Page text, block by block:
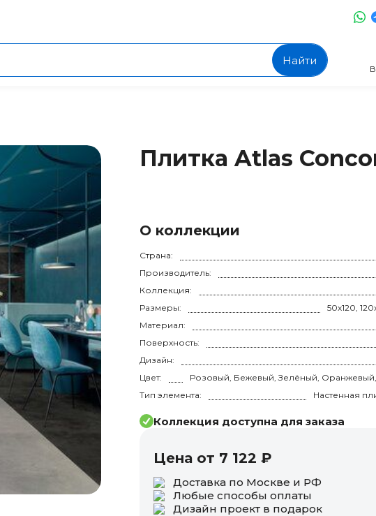
Найти
Плитка Atlas
О коллекции
Страна:
Производитель:
Коллекция:
Размеры:
50x120,
Материал:
Поверхность:
Дизайн:
Цвет:
Тип элемента:
Настенная
Коллекция доступна для заказа
Цена от 7 122 ₽
Доставка по Москве и РФ
Любые способы оплаты
Дизайн проект в подарок